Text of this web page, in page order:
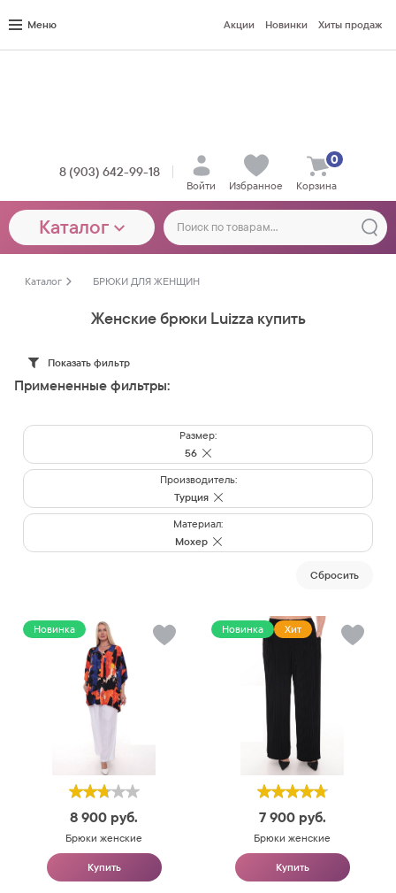
Меню Акции Новинки Хиты продаж
8 (903) 642-99-18
Войти Избранное Корзина
0
Каталог
Каталог БРЮКИ ДЛЯ ЖЕНЩИН
Женские брюки Luizza купить
Показать фильтр
Примененные фильтры:
Размер:
56
Производитель:
Турция
Материал:
Мохер
Cбросить
Новинка
8 900 руб.
Брюки женские
Купить
Новинка Хит
7 900 руб.
Брюки женские
Купить